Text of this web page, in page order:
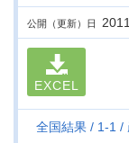
公開（更新）日
EXCEL
全国結果 1-1